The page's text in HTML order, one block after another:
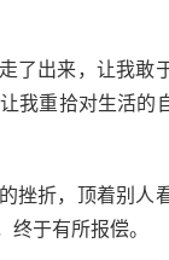
了出来，让我敢
我重拾对生活的
挫折，顶着别人
于有所报偿。